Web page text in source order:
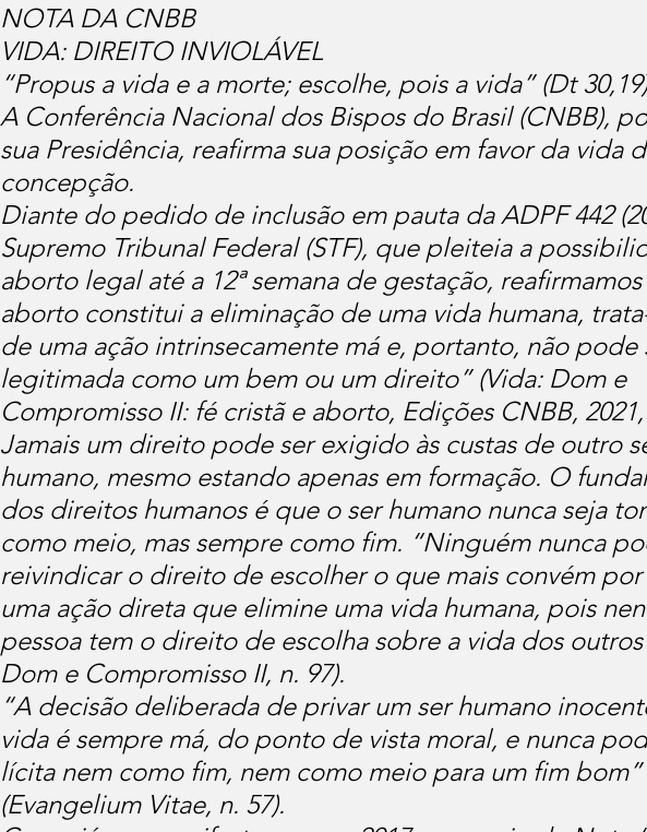
NOTA DA CNBB
VIDA: DIREITO INVIOLÁVEL
“Propus a vida e a morte; escolhe, pois a vida” (Dt
A Conferência Nacional dos Bispos do Brasil (CNBB),
sua Presidência, reafirma sua posição em favor da vida
concepção.
Diante do pedido de inclusão em pauta da ADPF 442
Supremo Tribunal Federal (STF), que pleiteia a
aborto legal até a 12ª semana de gestação,
aborto constitui a eliminação de uma vida humana,
de uma ação intrinsecamente má e, portanto, não pode
legitimada como um bem ou um direito” (Vida: Dom e
Compromisso II: fé cristã e aborto, Edições CNBB, 2021,
Jamais um direito pode ser exigido às custas de outro
humano, mesmo estando apenas em formação. O
dos direitos humanos é que o ser humano nunca seja
como meio, mas sempre como fim. “Ninguém nunca
reivindicar o direito de escolher o que mais convém
uma ação direta que elimine uma vida humana, pois
pessoa tem o direito de escolha sobre a vida dos
Dom e Compromisso II, n. 97).
“A decisão deliberada de privar um ser humano
vida é sempre má, do ponto de vista moral, e nunca
lícita nem como fim, nem como meio para um fim bom”
(Evangelium Vitae, n. 57).